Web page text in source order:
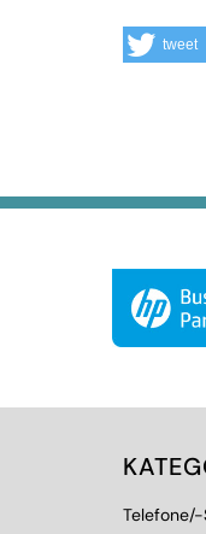
tweet